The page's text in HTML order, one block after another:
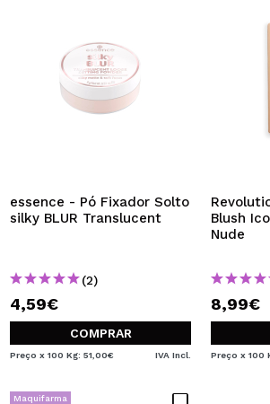
essence - Pó Fixador Solto
silky BLUR Translucent
(2)
4,59€
COMPRAR
Preço x 100 Kg: 51,00€ IVA Incl.
Blush
Nude
8,99€
Preço x 100
Maquifarma